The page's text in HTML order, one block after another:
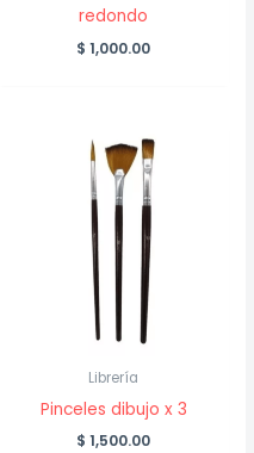
redondo
$ 1,000.00
Librería
Pinceles dibujo x 3
$ 1,500.00